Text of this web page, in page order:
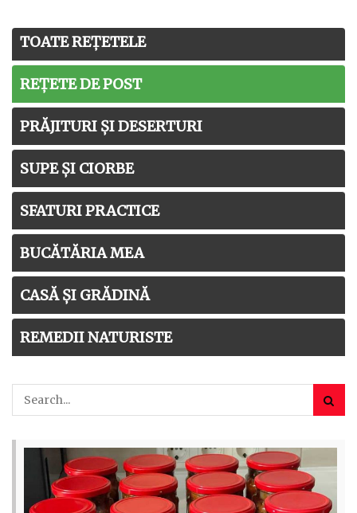
TOATE REȚETELE
REȚETE DE POST
PRĂJITURI ȘI DESERTURI
SUPE ȘI CIORBE
SFATURI PRACTICE
BUCĂTĂRIA MEA
CASĂ ȘI GRĂDINĂ
REMEDII NATURISTE